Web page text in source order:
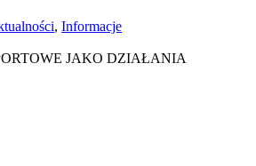
, Informacje
JAKO DZIAŁANIA